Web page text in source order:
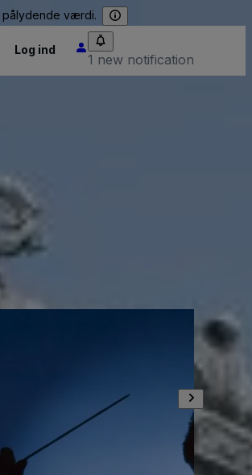
pålydende værdi.
Log ind
1 new notification